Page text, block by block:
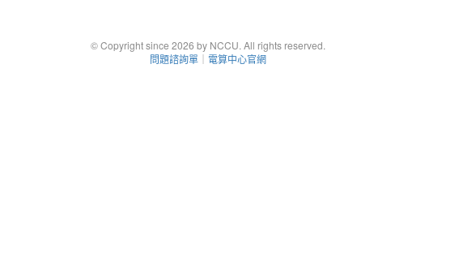
© Copyright since 2026 by NCCU. All rights reserved.
問題諮詢單 ｜ 電算中心官網